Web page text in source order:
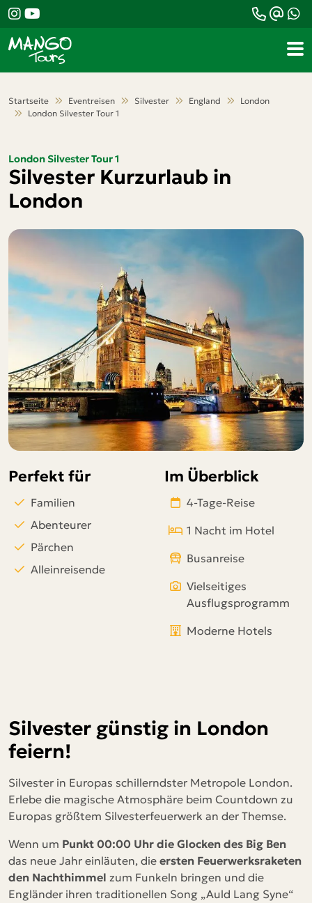
Startseite Eventreisen Silvester England
London
London Silvester Tour 1
London Silvester Tour 1
Silvester Kurzurlaub in
London
Perfekt für
Familien
Abenteurer
Pärchen
Alleinreisende
Im Überblick
4-Tage-Reise
1 Nacht im Hotel
Busanreise
Vielseitiges
Ausflugsprogramm
Moderne Hotels
Silvester günstig in London
feiern!
Silvester in Europas schillerndster Metropole London.
Erlebe die magische Atmosphäre beim Countdown zu
Europas größtem Silvesterfeuerwerk an der Themse.
Wenn um Punkt 00:00 Uhr die Glocken des Big Ben
das neue Jahr einläuten, die ersten Feuerwerksraketen
den Nachthimmel zum Funkeln bringen und die
Engländer ihren traditionellen Song „Auld Lang Syne“
Teile diese Reise
Silvester Kurzurlaub in
London
Facebook
WhatsApp
Telegram
per E-Mail senden
Link kopieren